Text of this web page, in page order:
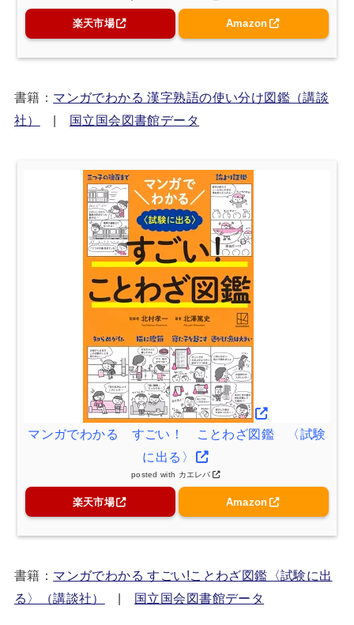
楽天市場 Amazon
書籍： マンガでわかる 漢字熟語の使い分け図鑑（講談
社）
| 国立国会図書館データ
マンガでわかる すごい！ ことわざ図鑑 〈試験
に出る〉
posted with カエレバ
楽天市場 Amazon
書籍： マンガでわかる すごい!ことわざ図鑑〈試験に出
る〉（講談社）
| 国立国会図書館データ